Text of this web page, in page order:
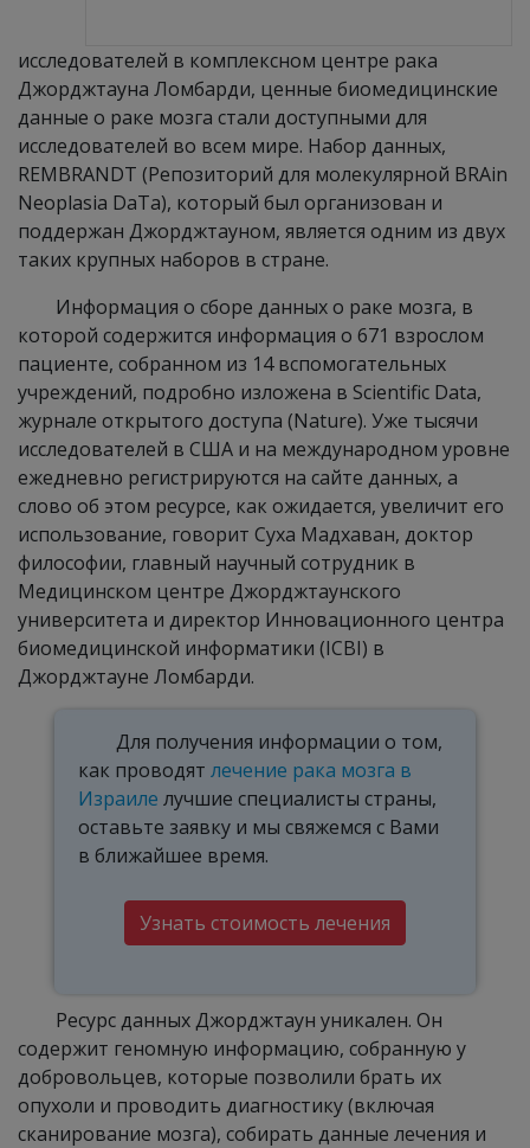
исследователей в комплексном центре рака
Джорджтауна Ломбарди, ценные биомедицинские
данные о раке мозга стали доступными для
исследователей во всем мире. Набор данных,
REMBRANDT (Репозиторий для молекулярной BRAin
Neoplasia DaTa), который был организован и
поддержан Джорджтауном, является одним из двух
таких крупных наборов в стране.
Информация о сборе данных о раке мозга, в
которой содержится информация о 671 взрослом
пациенте, собранном из 14 вспомогательных
учреждений, подробно изложена в Scientific Data,
журнале открытого доступа (Nature). Уже тысячи
исследователей в США и на международном уровне
ежедневно регистрируются на сайте данных, а
слово об этом ресурсе, как ожидается, увеличит его
использование, говорит Суха Мадхаван, доктор
философии, главный научный сотрудник в
Медицинском центре Джорджтаунского
университета и директор Инновационного центра
биомедицинской информатики (ICBI) в
Джорджтауне Ломбарди.
Для получения информации о том,
как проводятлечение рака мозга в
Израиле лучшие специалисты страны,
оставьте заявку и мы свяжемся с Вами
в ближайшее время.
Узнать стоимость лечения
Ресурс данных Джорджтаун уникален. Он
содержит геномную информацию, собранную у
добровольцев, которые позволили брать их
опухоли и проводить диагностику (включая
сканирование мозга), собирать данные лечения и